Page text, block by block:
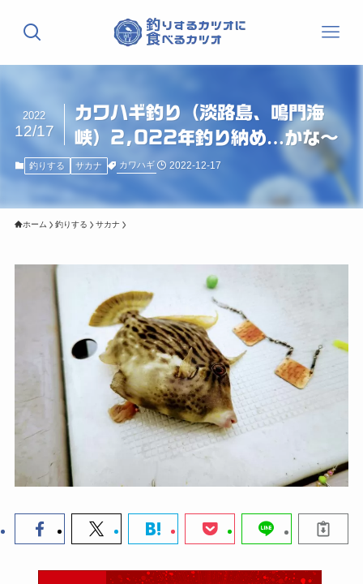
カワハギ釣り（淡路島、鳴門海
峡）2,022年釣り納め…かな〜
2022
12/17
釣りする サカナ カワハギ 2022-12-17
ホーム 釣りする サカナ